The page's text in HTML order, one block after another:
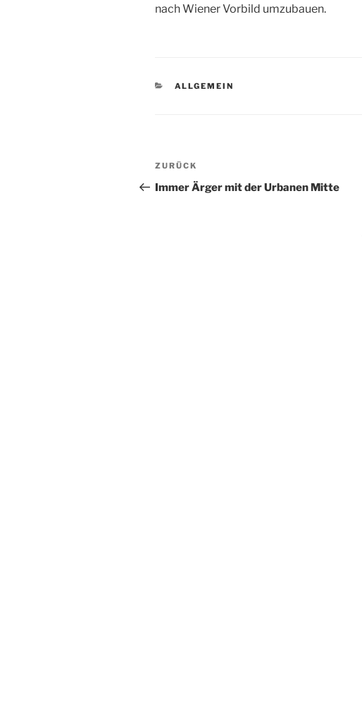
nach Wiener Vorbild umzubauen.
KATEGORIEN
ALLGEMEIN
Beitragsnavigation
Vorheriger
Beitrag
ZURÜCK
Immer Ärger mit der Urbanen Mitte